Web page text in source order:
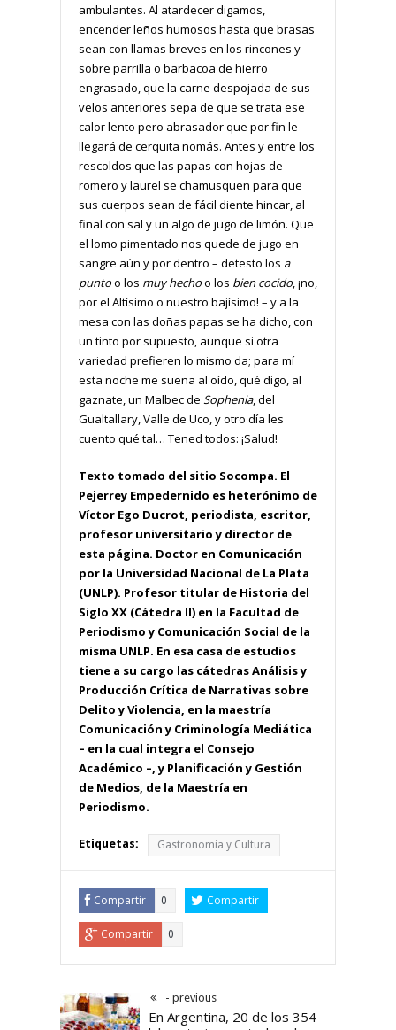
ambulantes. Al atardecer digamos,
encender leños humosos hasta que brasas
sean con llamas breves en los rincones y
sobre parrilla o barbacoa de hierro
engrasado, que la carne despojada de sus
velos anteriores sepa de que se trata ese
calor lento pero abrasador que por fin le
llegará de cerquita nomás. Antes y entre los
rescoldos que las papas con hojas de
romero y laurel se chamusquen para que
sus cuerpos sean de fácil diente hincar, al
final con sal y un algo de jugo de limón. Que
el lomo pimentado nos quede de jugo en
sangre aún y por dentro – detesto los a
puntoo los muy hechoo los bien cocido, ¡no,
por el Altísimo o nuestro bajísimo! – y a la
mesa con las doñas papas se ha dicho, con
un tinto por supuesto, aunque si otra
variedad prefieren lo mismo da; para mí
esta noche me suena al oído, qué digo, al
gaznate, un Malbec de Sophenia, del
Gualtallary, Valle de Uco, y otro día les
cuento qué tal… Tened todos: ¡Salud!
Texto tomado del sitio Socompa. El
Pejerrey Empedernido es heterónimo de
Víctor Ego Ducrot, periodista, escritor,
profesor universitario y director de
esta página. Doctor en Comunicación
por la Universidad Nacional de La Plata
(UNLP). Profesor titular de Historia del
Siglo XX (Cátedra II) en la Facultad de
Periodismo y Comunicación Social de la
misma UNLP. En esa casa de estudios
tiene a su cargo las cátedras Análisis y
Producción Crítica de Narrativas sobre
Delito y Violencia, en la maestría
Comunicación y Criminología Mediática
– en la cual integra el Consejo
Académico –, y Planificación y Gestión
de Medios, de la Maestría en
Periodismo.
Etiquetas: Gastronomía y Cultura
Compartir 0 Compartir
Compartir 0
- previous
En Argentina, 20 de los 354